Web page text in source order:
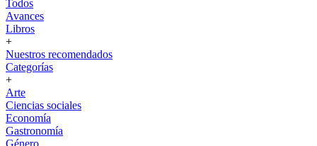
Todos
Avances
Libros
+
Nuestros recomendados
Categorías
+
Arte
Ciencias sociales
Economía
Gastronomía
Género